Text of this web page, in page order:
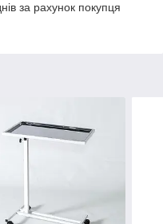
за рахунок покупця